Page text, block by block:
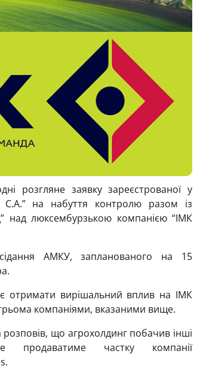
розгляне заявку зареєстрованої у
С.А.” на набуття контролю разом із
над люксембурзькою компанією “ІМК
АМКУ, запланованого на 15
отримати вирішальний вплив на ІМК
компаніями, вказаними вище.
розповів, що агрохолдинг побачив інші
частку компанії